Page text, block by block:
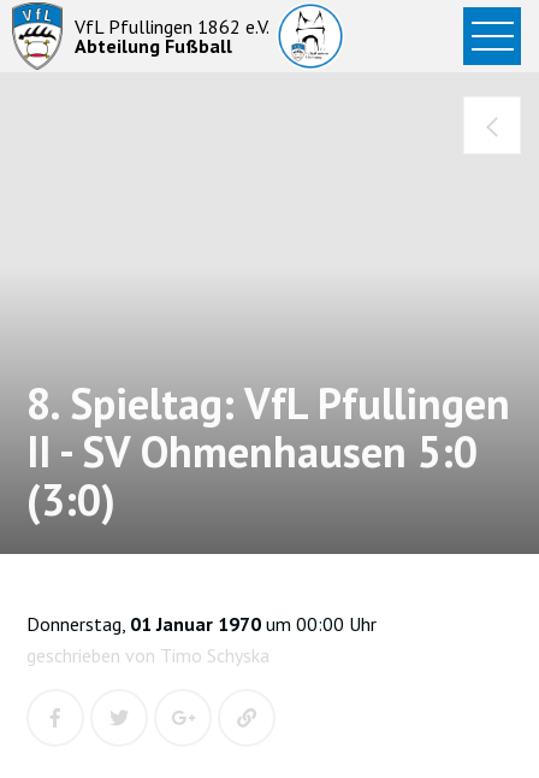
VfL Pfullingen 1862 e.V.
Abteilung Fußball
Startseite
News
8. Spieltag: VfL Pfullingen
II - SV Ohmenhausen 5:0
(3:0)
Donnerstag, 01 Januar 1970 um 00:00 Uhr
geschrieben von Timo Schyska